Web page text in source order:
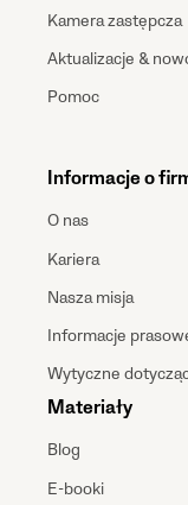
Kamera zastępcza
Aktualizacje &
Pomoc
Informacje o
O nas
Kariera
Nasza misja
Informacje
Wytyczne
Materiały
Blog
E-booki